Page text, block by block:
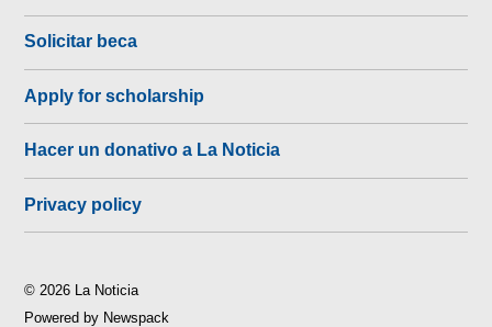
Solicitar beca
Apply for scholarship
Hacer un donativo a La Noticia
Privacy policy
© 2026 La Noticia
Powered by Newspack